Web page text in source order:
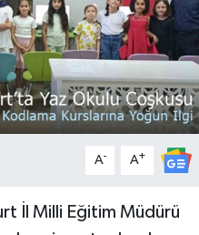
A- A+
İl Milli Eğitim Müdürü